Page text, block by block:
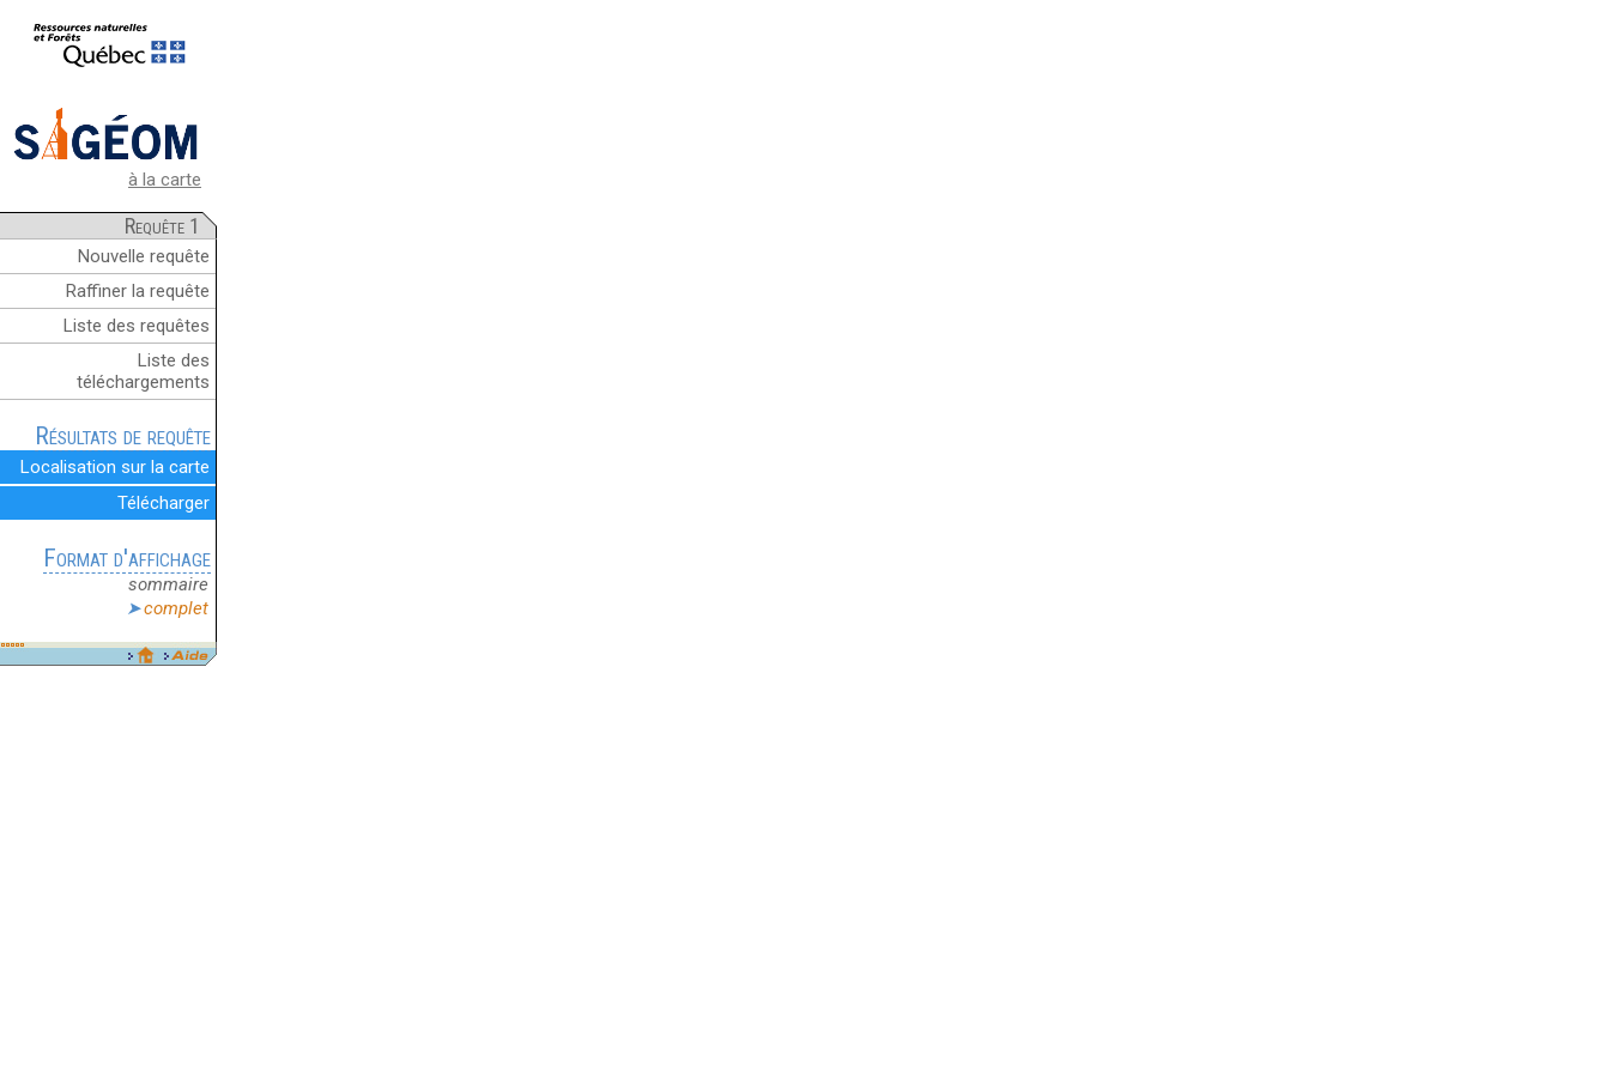
à la carte
Requête 1
Nouvelle requête
Raffiner la requête
Liste des requêtes
Liste des
téléchargements
Résultats de requête
Localisation sur la carte
Télécharger
Format d'affichage
sommaire
complet